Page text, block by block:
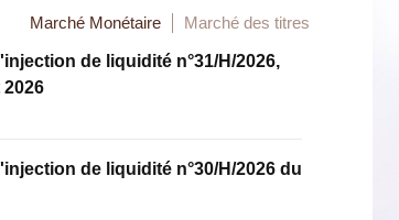
Marché Monétaire Marché des titres
de liquidité n°31/H/2026,
2026
de liquidité n°30/H/2026 du